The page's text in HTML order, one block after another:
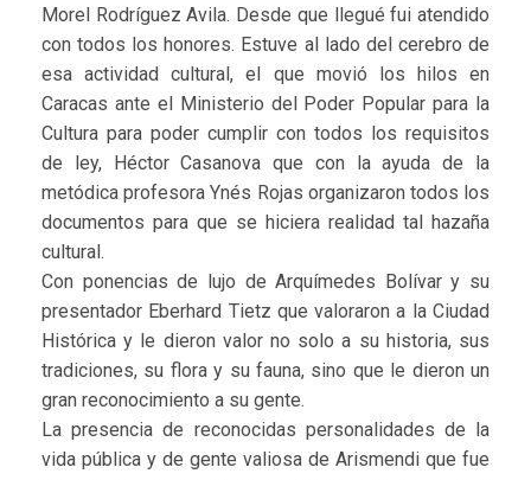
Morel Rodríguez Avila. Desde que llegué fui atendido
con todos los honores. Estuve al lado del cerebro de
esa actividad cultural, el que movió los hilos en
Caracas ante el Ministerio del Poder Popular para la
Cultura para poder cumplir con todos los requisitos
de ley, Héctor Casanova que con la ayuda de la
metódica profesora Ynés Rojas organizaron todos los
documentos para que se hiciera realidad tal hazaña
cultural.
Con ponencias de lujo de Arquímedes Bolívar y su
presentador Eberhard Tietz que valoraron a la Ciudad
Histórica y le dieron valor no solo a su historia, sus
tradiciones, su flora y su fauna, sino que le dieron un
gran reconocimiento a su gente.
La presencia de reconocidas personalidades de la
vida pública y de gente valiosa de Arismendi que fue